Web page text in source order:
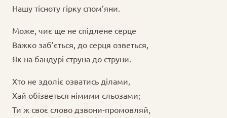
Нашу тісноту гірку спом’яни.
Може, чиє ще не спідлене серце
Важко заб’ється, до серця озветься,
Як на бандурі струна до струни.
Хто не здоліє озватись ділами,
Хай обізветься німими сльозами;
Ти ж своє слово дзвони-промовляй,